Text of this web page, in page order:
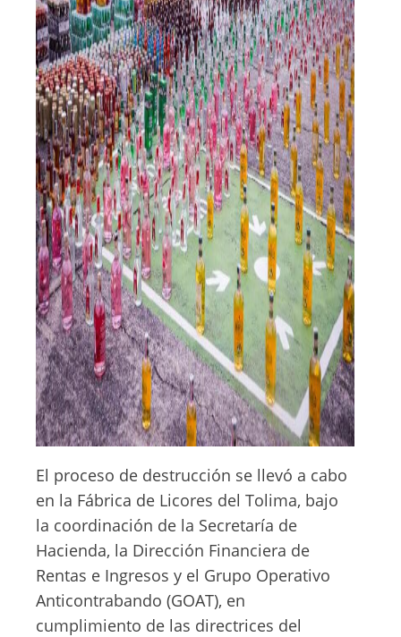
El proceso de destrucción se llevó a cabo
en la Fábrica de Licores del Tolima, bajo
la coordinación de la Secretaría de
Hacienda, la Dirección Financiera de
Rentas e Ingresos y el Grupo Operativo
Anticontrabando (GOAT), en
cumplimiento de las directrices del